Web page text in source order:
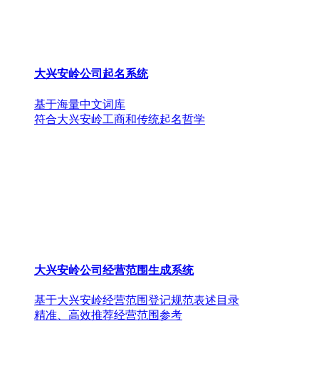
大兴安岭公司起名系统
基于海量中文词库
符合大兴安岭工商和传统起名哲学
大兴安岭公司经营范围生成系统
基于大兴安岭经营范围登记规范表述目录
精准、高效推荐经营范围参考